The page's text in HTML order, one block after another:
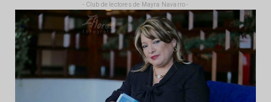
- Club de lectores de Mayra Navarro -